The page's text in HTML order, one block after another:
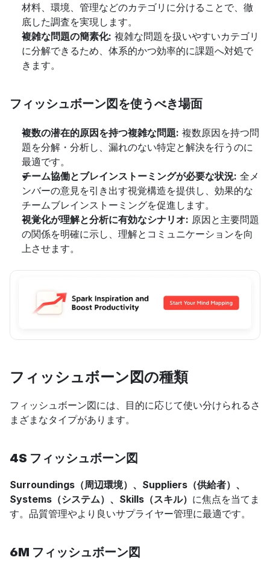
材料、環境、管理などのカテゴリに分けることで、徹
底した調査を実現します。
複雑な問題の簡素化: 複雑な問題を扱いやすいカテゴリ
に分解できるため、体系的かつ効率的に課題へ対処で
きます。
フィッシュボーン図を使うべき場面
複数の潜在的原因を持つ複雑な問題: 複数原因を持つ問
題を分解・分析し、漏れのない特定と解決を行うのに
最適です。
チーム協働とブレインストーミングが必要な状況: 全メ
ンバーの意見を引き出す視覚構造を提供し、効果的な
チームブレインストーミングを促進します。
視覚化が理解と分析に有効なシナリオ: 原因と主要問題
の関係を明確に示し、理解とコミュニケーションを向
上させます。
フィッシュボーン図の種類
フィッシュボーン図には、目的に応じて使い分けられるさ
まざまなタイプがあります。
4S フィッシュボーン図
Surroundings（周辺環境）、Suppliers（供給者）、
Systems（システム）、Skills（スキル） に焦点を当てま
す。品質管理やより良いサプライヤー管理に最適です。
6M フィッシュボーン図